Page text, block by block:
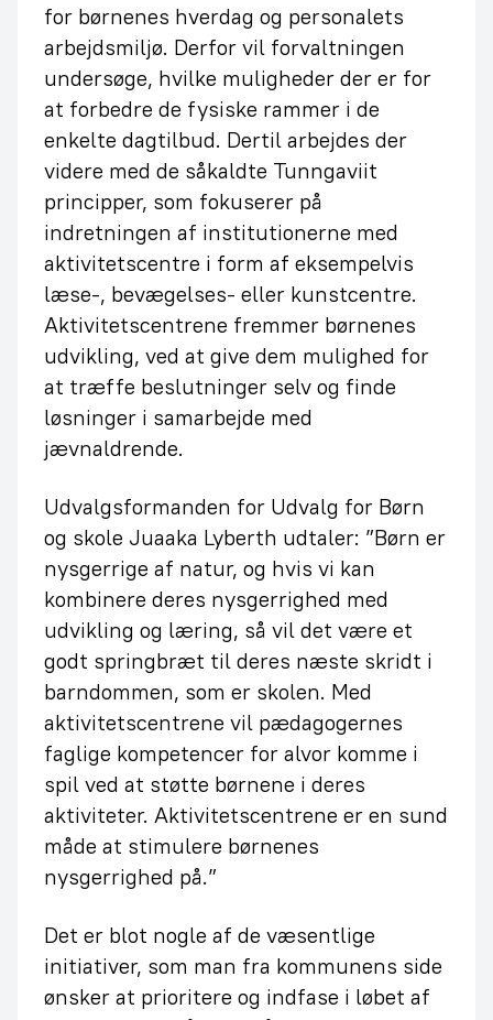
for børnenes hverdag og personalets
arbejdsmiljø. Derfor vil forvaltningen
undersøge, hvilke muligheder der er for
at forbedre de fysiske rammer i de
enkelte dagtilbud. Dertil arbejdes der
videre med de såkaldte Tunngaviit
principper, som fokuserer på
indretningen af institutionerne med
aktivitetscentre i form af eksempelvis
læse-, bevægelses- eller kunstcentre.
Aktivitetscentrene fremmer børnenes
udvikling, ved at give dem mulighed for
at træffe beslutninger selv og finde
løsninger i samarbejde med
jævnaldrende.
Udvalgsformanden for Udvalg for Børn
og skole Juaaka Lyberth udtaler: ”Børn er
nysgerrige af natur, og hvis vi kan
kombinere deres nysgerrighed med
udvikling og læring, så vil det være et
godt springbræt til deres næste skridt i
barndommen, som er skolen. Med
aktivitetscentrene vil pædagogernes
faglige kompetencer for alvor komme i
spil ved at støtte børnene i deres
aktiviteter. Aktivitetscentrene er en sund
måde at stimulere børnenes
nysgerrighed på.”
Det er blot nogle af de væsentlige
initiativer, som man fra kommunens side
ønsker at prioritere og indfase i løbet af